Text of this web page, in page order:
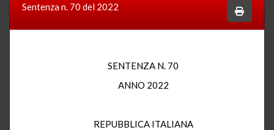
Sentenza n. 70 del 2022
SENTENZA N. 70
ANNO 2022
REPUBBLICA ITALIANA